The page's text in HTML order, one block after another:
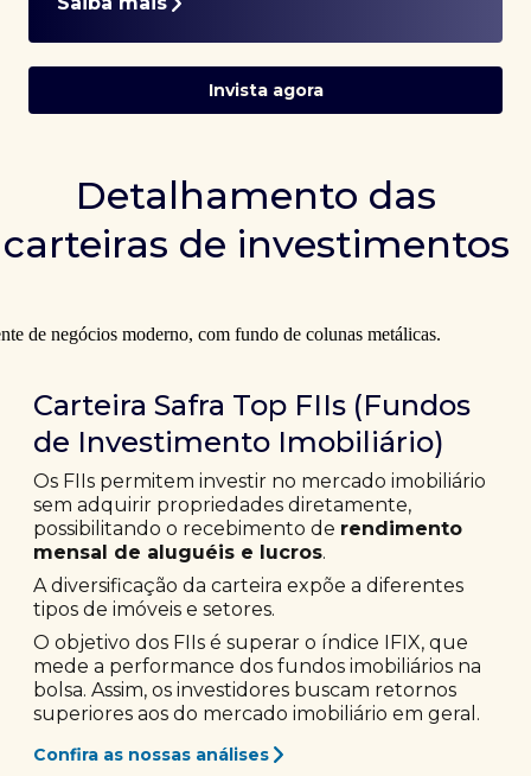
Invista agora
Detalhamento das
carteiras de investimentos
Carteira Safra Top FIIs (Fundos
de Investimento Imobiliário)
Os FIIs permitem investir no mercado imobiliário
sem adquirir propriedades diretamente,
possibilitando o recebimento de rendimento
mensal de aluguéis e lucros.
A diversificação da carteira expõe a diferentes
tipos de imóveis e setores.
O objetivo dos FIIs é superar o índice IFIX, que
mede a performance dos fundos imobiliários na
bolsa. Assim, os investidores buscam retornos
superiores aos do mercado imobiliário em geral.
Confira as nossas análises